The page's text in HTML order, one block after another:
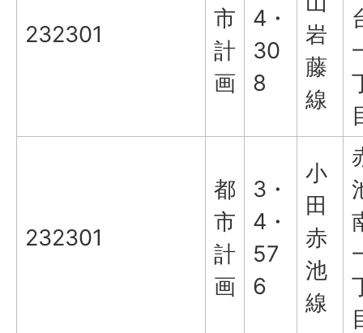
232301
市
計
画
4・
30
8
岩
藤
線
232301
都
市
計
画
3・
4・
57
6
小
田
赤
池
線